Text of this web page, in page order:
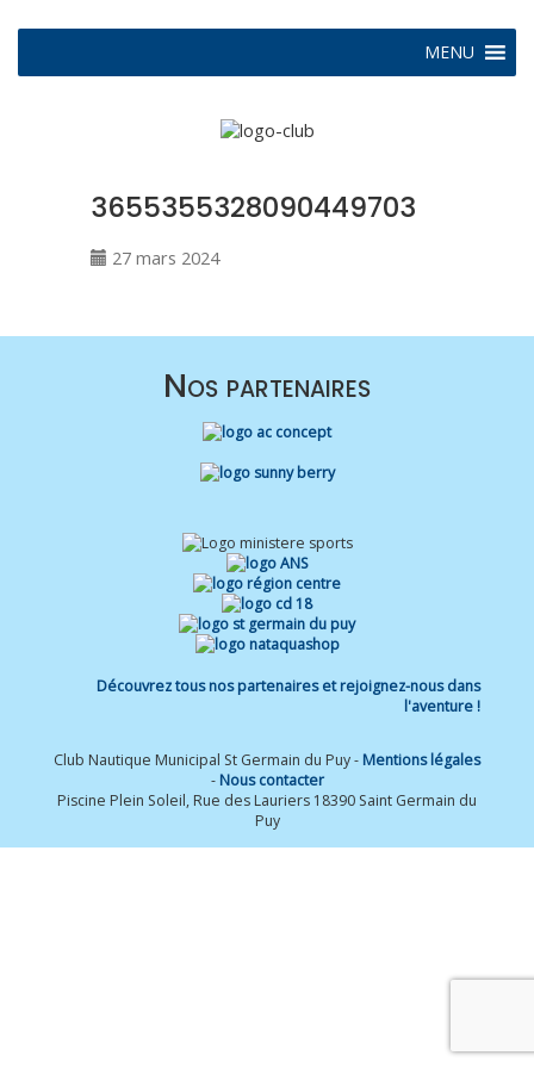
MENU
3655355328090449703
27 mars 2024
Nos partenaires
Découvrez tous nos partenaires et rejoignez-nous dans
l'aventure !
Club Nautique Municipal St Germain du Puy - Mentions légales
- Nous contacter
Piscine Plein Soleil, Rue des Lauriers 18390 Saint Germain du
Puy